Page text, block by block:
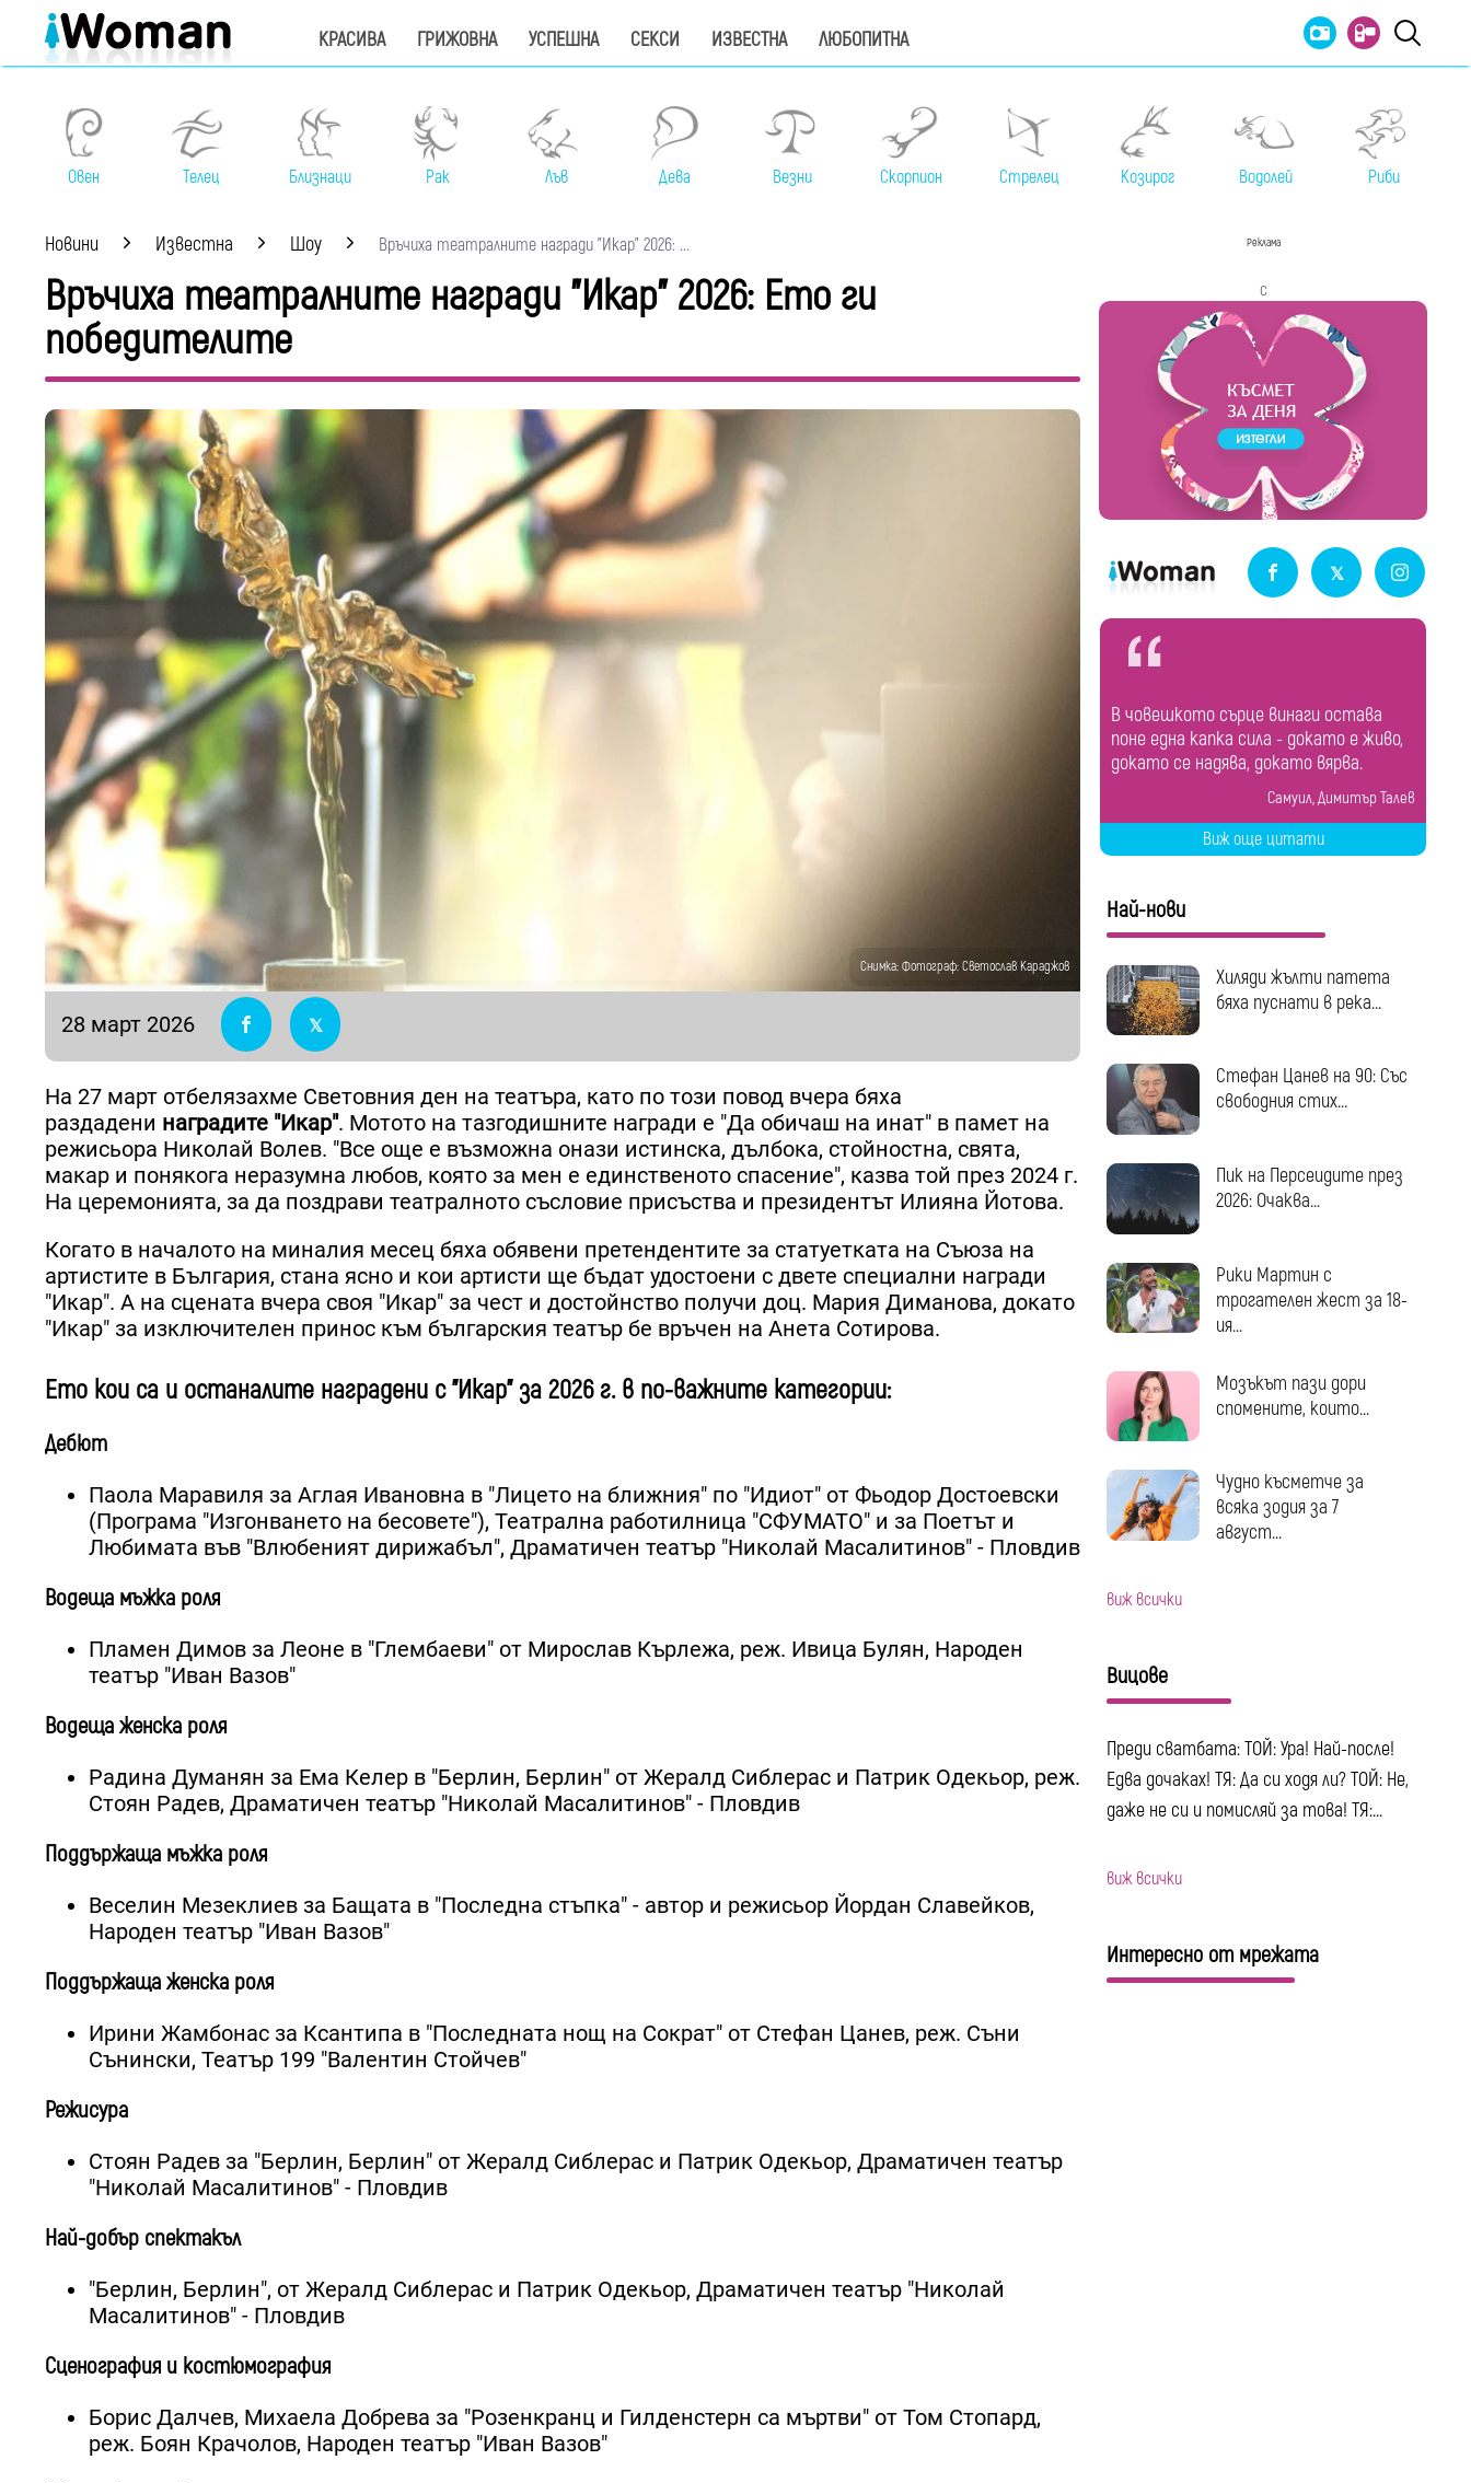
КРАСИВА ГРИЖОВНА УСПЕШНА СЕКСИ ИЗВЕСТНА ЛЮБОПИТНА
Овен Телец Близнаци Рак Лъв Дева Везни Скорпион Стрелец Козирог Водолей Риби
Новини Известна Шоу Връчиха театралните награди "Икар" 2026: ...
Връчиха театралните награди "Икар" 2026: Ето ги
победителите
Снимка: Фотограф: Светослав Караджов
28 март 2026
На 27 март отбелязахме Световния ден на театъра, като по този повод вчера бяха
раздадени наградите "Икар". Мотото на тазгодишните награди е "Да обичаш на инат" в памет на
режисьора Николай Волев. "Все още е възможна онази истинска, дълбока, стойностна, свята,
макар и понякога неразумна любов, която за мен е единственото спасение", казва той през 2024 г.
На церемонията, за да поздрави театралното съсловие присъства и президентът Илияна Йотова.
Когато в началото на миналия месец бяха обявени претендентите за статуетката на Съюза на
артистите в България, стана ясно и кои артисти ще бъдат удостоени с двете специални награди
"Икар". А на сцената вчера своя "Икар" за чест и достойнство получи доц. Мария Диманова, докато
"Икар" за изключителен принос към българския театър бе връчен на Анета Сотирова.
Ето кои са и останалите наградени с "Икар" за 2026 г. в по-важните категории:
Дебют
Паола Маравиля за Аглая Ивановна в "Лицето на ближния" по "Идиот" от Фьодор Достоевски
(Програма "Изгонването на бесовете"), Театрална работилница "СФУМАТО" и за Поетът и
Любимата във "Влюбеният дирижабъл", Драматичен театър "Николай Масалитинов" - Пловдив
Водеща мъжка роля
Пламен Димов за Леоне в "Глембаеви" от Мирослав Кърлежа, реж. Ивица Булян, Народен
театър "Иван Вазов"
Водеща женска роля
Радина Думанян за Ема Келер в "Берлин, Берлин" от Жералд Сиблерас и Патрик Одекьор, реж.
Стоян Радев, Драматичен театър "Николай Масалитинов" - Пловдив
Поддържаща мъжка роля
Веселин Мезеклиев за Бащата в "Последна стъпка" - автор и режисьор Йордан Славейков,
Народен театър "Иван Вазов"
Поддържаща женска роля
Ирини Жамбонас за Ксантипа в "Последната нощ на Сократ" от Стефан Цанев, реж. Съни
Сънински, Театър 199 "Валентин Стойчев"
Режисура
Стоян Радев за "Берлин, Берлин" от Жералд Сиблерас и Патрик Одекьор, Драматичен театър
"Николай Масалитинов" - Пловдив
Най-добър спектакъл
"Берлин, Берлин", от Жералд Сиблерас и Патрик Одекьор, Драматичен театър "Николай
Масалитинов" - Пловдив
Сценография и костюмография
Борис Далчев, Михаела Добрева за "Розенкранц и Гилденстерн са мъртви" от Том Стопард,
реж. Боян Крачолов, Народен театър "Иван Вазов"
Реклама
с
В човешкото сърце винаги остава
поне една капка сила - докато е живо,
докато се надява, докато вярва.
Самуил, Димитър Талев
Виж още цитати
Най-нови
Хиляди жълти патета
бяха пуснати в река...
Стефан Цанев на 90: Със
свободния стих...
Пик на Персеидите през
2026: Очаква...
Рики Мартин с
трогателен жест за 18-
ия...
Мозъкът пази дори
спомените, които...
Чудно късметче за
всяка зодия за 7
август...
виж всички
Вицове
Преди сватбата: ТОЙ: Ура! Най-после!
Едва дочаках! ТЯ: Да си ходя ли? ТОЙ: Не,
даже не си и помисляй за това! ТЯ:...
виж всички
Интересно от мрежата